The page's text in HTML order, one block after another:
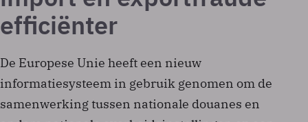
efficiënter
De Europese Unie heeft een nieuw
informatiesysteem in gebruik genomen om de
samenwerking tussen nationale douanes en